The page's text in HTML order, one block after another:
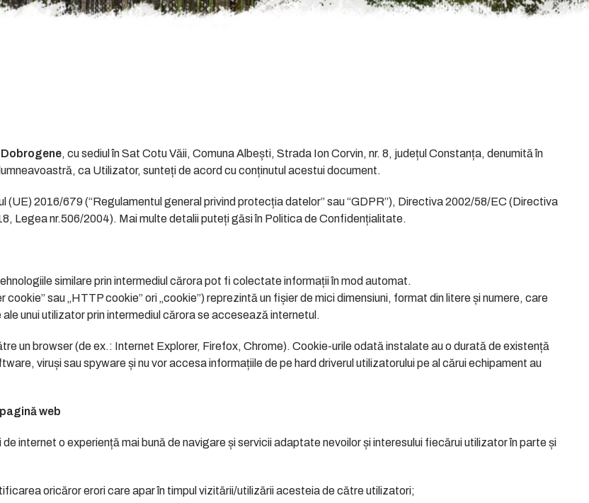
Dobrogene, cu sediul în Sat Cotu Văii, Comuna Albești, Strada Ion Corvin, nr. 8, județul Constanța, denumită în
ca Utilizator, sunteți de acord cu conținutul acestui document.
2016/679 (“Regulamentul general privind protecția datelor” sau “GDPR”), Directiva 2002/58/EC (Directiva
Legea nr.506/2004). Mai multe detalii puteți găsi în Politica de Confidențialitate.
similare prin intermediul cărora pot fi colectate informații în mod automat.
sau „HTTP cookie” ori „cookie”) reprezintă un fișier de mici dimensiuni, format din litere și numere, care
unui utilizator prin intermediul cărora se accesează internetul.
un browser (de ex.: Internet Explorer, Firefox, Chrome). Cookie-urile odată instalate au o durată de existență
viruși sau spyware și nu vor accesa informațiile de pe hard driverul utilizatorului pe al cărui echipament au
web
internet o experiență mai bună de navigare și servicii adaptate nevoilor și interesului fiecărui utilizator în parte și
oricăror erori care apar în timpul vizitării/utilizării acesteia de către utilizatori;